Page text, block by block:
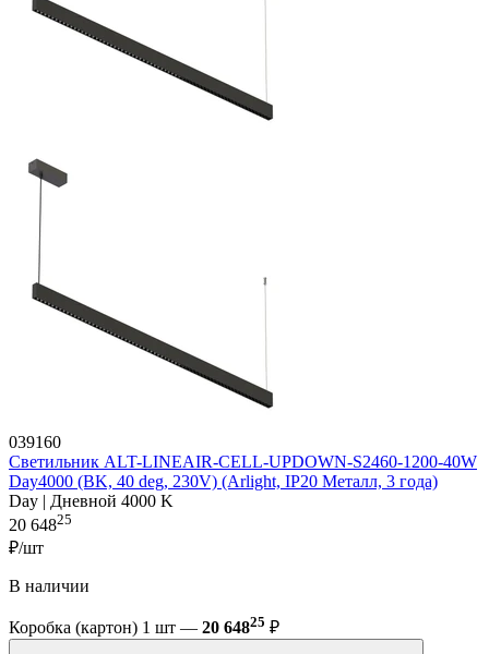
039160
Светильник ALT-LINEAIR-CELL-UPDOWN-S2460-1200-40W
Day4000 (BK, 40 deg, 230V) (Arlight, IP20 Металл, 3 года)
Day | Дневной 4000 K
20 64825
₽/шт
В наличии
Коробка (картон) 1 шт — 20 64825 ₽